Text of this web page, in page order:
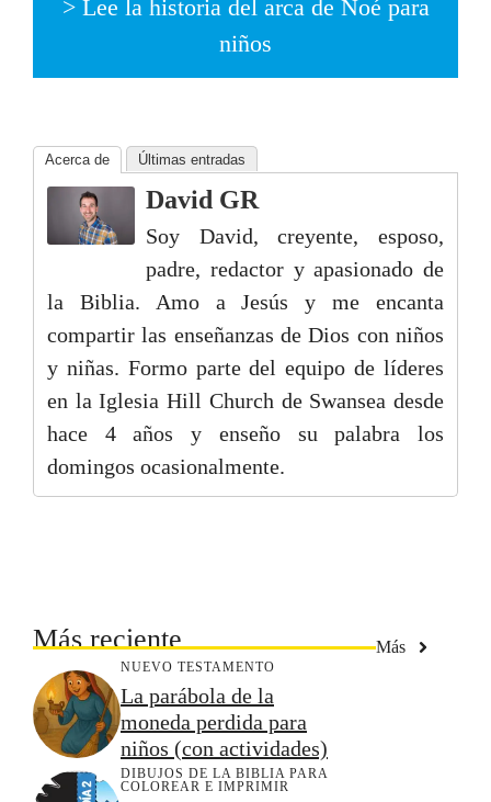
> Lee la historia del arca de Noé para
niños
Acerca de Últimas entradas
David GR
Soy David, creyente, esposo,
padre, redactor y apasionado de
la Biblia. Amo a Jesús y me encanta
compartir las enseñanzas de Dios con niños
y niñas. Formo parte del equipo de líderes
en la Iglesia Hill Church de Swansea desde
hace 4 años y enseño su palabra los
domingos ocasionalmente.
Más reciente Más
NUEVO TESTAMENTO
La parábola de la
moneda perdida para
niños (con actividades)
DIBUJOS DE LA BIBLIA PARA
COLOREAR E IMPRIMIR